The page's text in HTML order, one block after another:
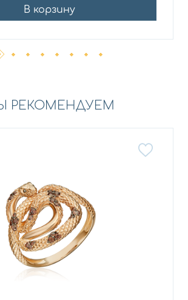
В корзину
РЕКОМЕНДУЕМ